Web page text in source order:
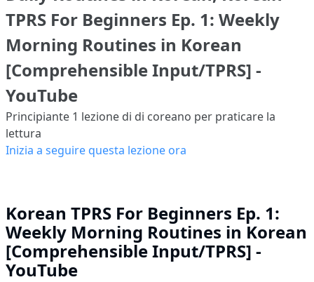
TPRS For Beginners Ep. 1: Weekly
Morning Routines in Korean
[Comprehensible Input/TPRS] -
YouTube
Principiante 1 lezione di di coreano per praticare la
lettura
Inizia a seguire questa lezione ora
Korean TPRS For Beginners Ep. 1:
Weekly Morning Routines in Korean
[Comprehensible Input/TPRS] -
YouTube